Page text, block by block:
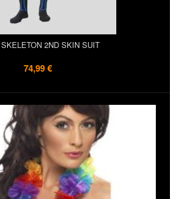
2ND SKIN SUIT
74,99 €